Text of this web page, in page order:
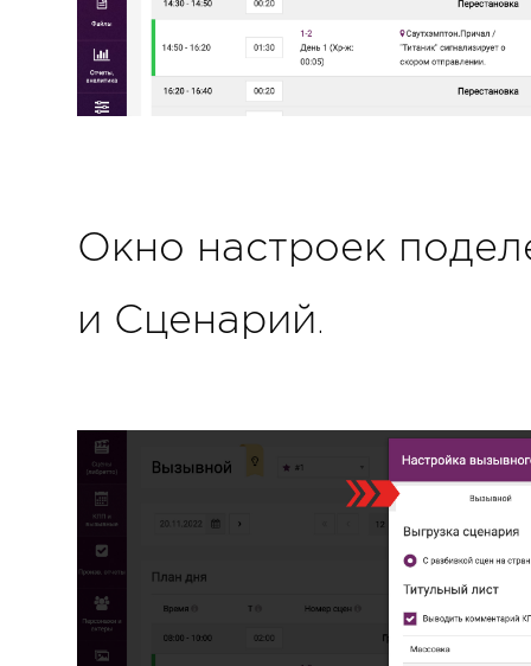
Окно настроек
и Сценарий.